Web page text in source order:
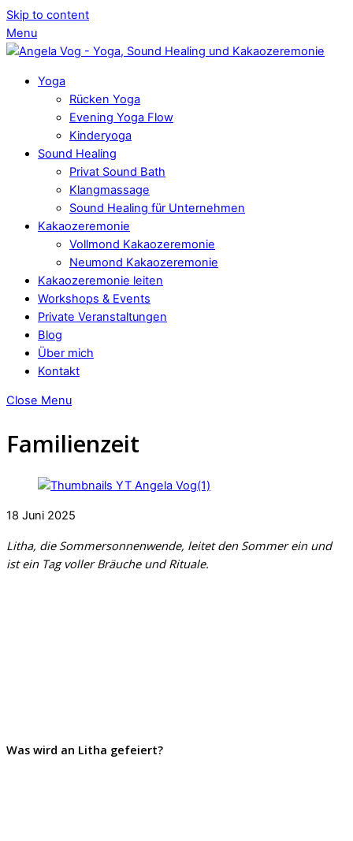
Skip to content
Menu
Yoga
Rücken Yoga
Evening Yoga Flow
Kinderyoga
Sound Healing
Privat Sound Bath
Klangmassage
Sound Healing für Unternehmen
Kakaozeremonie
Vollmond Kakaozeremonie
Neumond Kakaozeremonie
Kakaozeremonie leiten
Workshops & Events
Private Veranstaltungen
Blog
Über mich
Kontakt
Close Menu
Familienzeit
18 Juni 2025
Litha, die Sommersonnenwende, leitet den Sommer ein und
ist ein Tag voller Bräuche und Rituale.
Was wird an Litha gefeiert?